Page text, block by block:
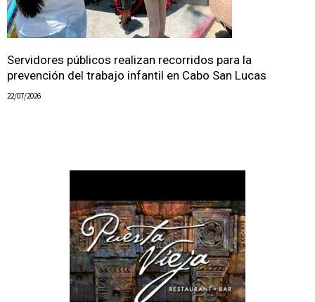
Servidores públicos realizan recorridos para la
prevención del trabajo infantil en Cabo San Lucas
22/07/2026